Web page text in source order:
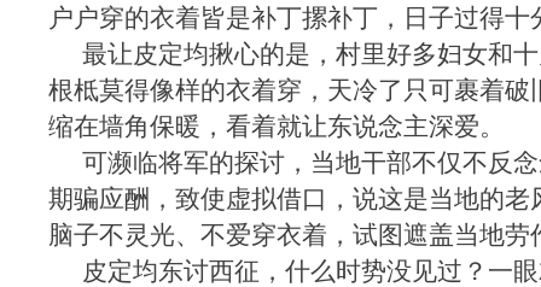
户户穿的衣着皆是补丁摞补丁，日子过得十
最让皮定均揪心的是，村里好多妇女和
根柢莫得像样的衣着穿，天冷了只可裹着破
缩在墙角保暖，看着就让东说念主深爱。
可濒临将军的探讨，当地干部不仅不反
期骗应酬，致使虚拟借口，说这是当地的老
脑子不灵光、不爱穿衣着，试图遮盖当地劳
皮定均东讨西征，什么时势没见过？一